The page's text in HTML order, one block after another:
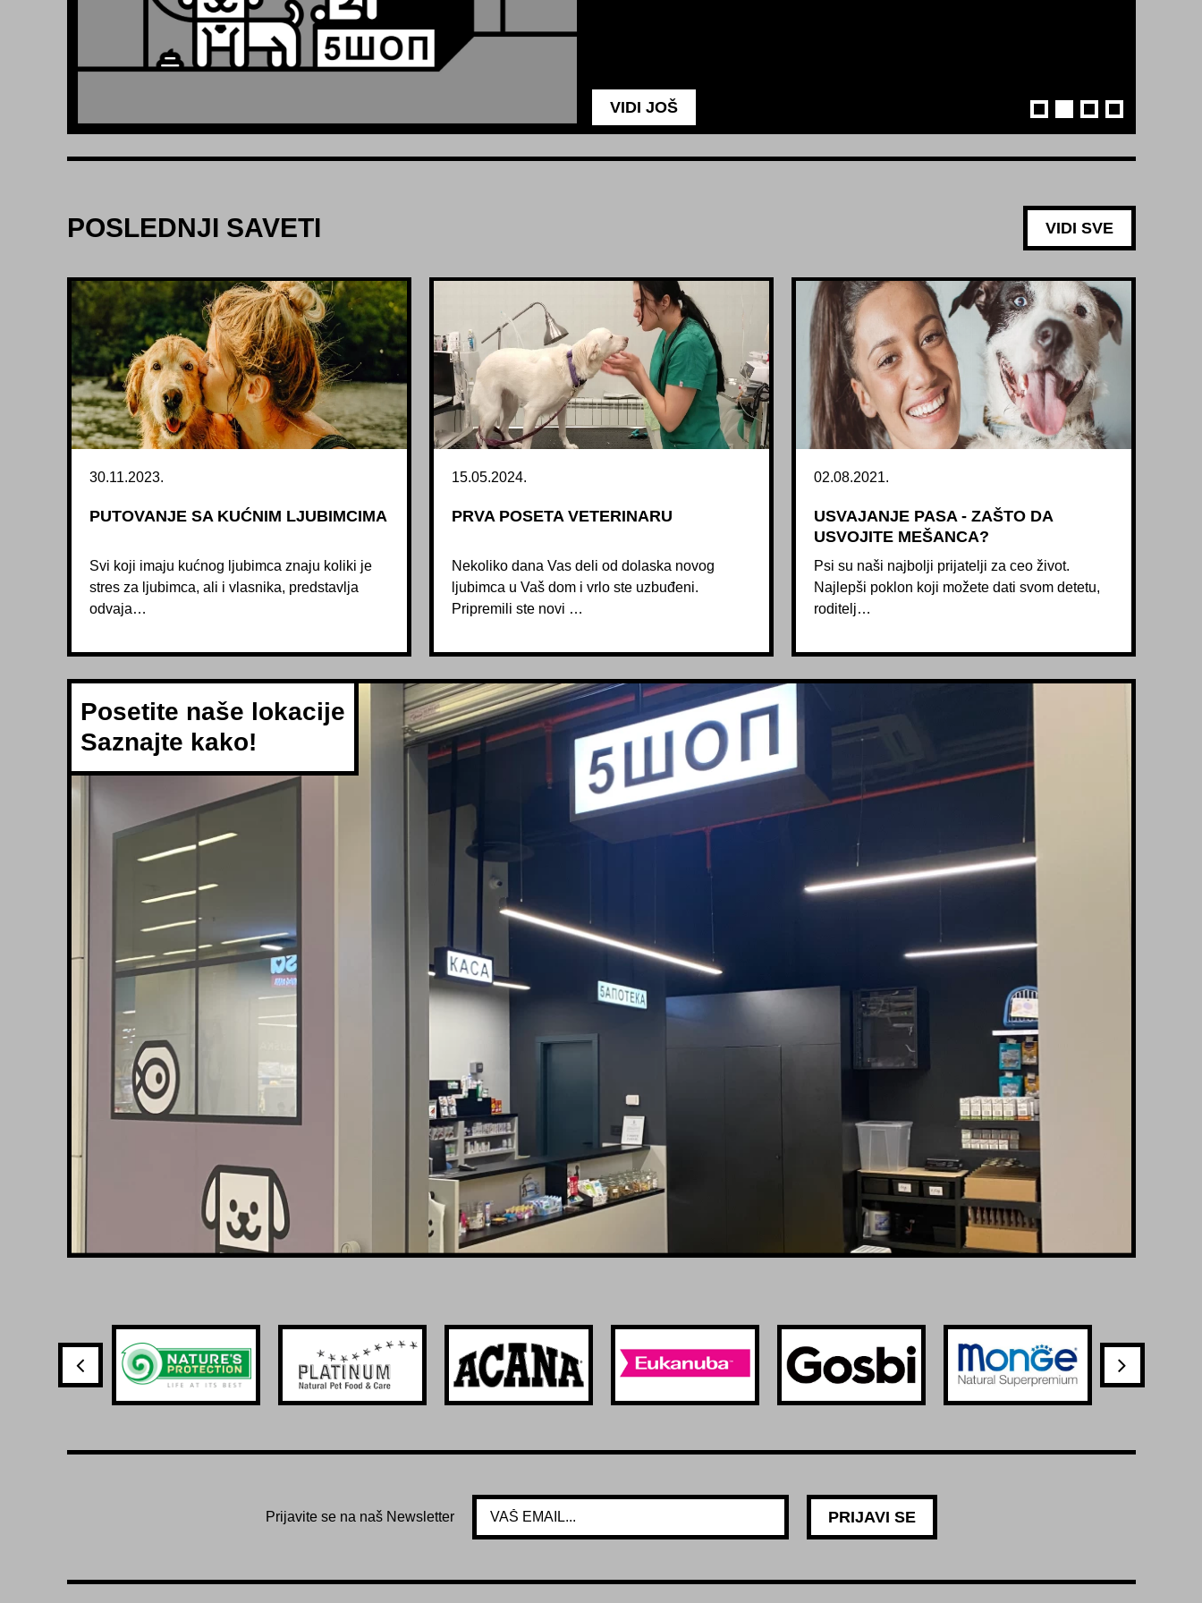
POSLEDNJI SAVETI VIDI SVE
30.11.2023.
PUTOVANJE SA KUĆNIM LJUBIMCIMA
Svi koji imaju kućnog ljubimca znaju koliki je
stres za ljubimca, ali i vlasnika, predstavlja
odvaja…
15.05.2024.
PRVA POSETA VETERINARU
Nekoliko dana Vas deli od dolaska novog
ljubimca u Vaš dom i vrlo ste uzbuđeni.
Pripremili ste novi …
02.08.2021.
USVAJANJE PASA - ZAŠTO DA
USVOJITE MEŠANCA?
Psi su naši najbolji prijatelji za ceo život.
Najlepši poklon koji možete dati svom detetu,
roditelj…
Posetite naše lokacije
Saznajte kako!
Prijavite se na naš Newsletter PRIJAVI SE